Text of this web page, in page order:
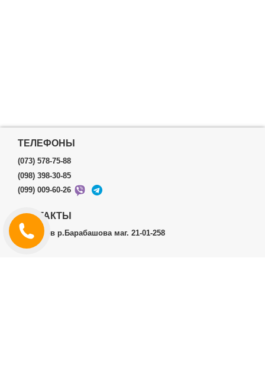
ТЕЛЕФОНЫ
(073) 578-75-88
(098) 398-30-85
(099) 009-60-26
КОНТАКТЫ
г.Харьков р.Барабашова маг. 21-01-258